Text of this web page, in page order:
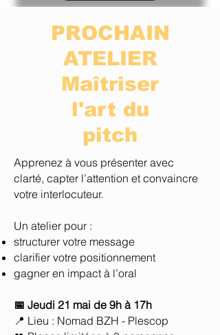
PROCHAIN
ATELIER
Maîtriser
l'art du
pitch
Apprenez à vous présenter avec
clarté, capter l’attention et convaincre
votre interlocuteur.
Un atelier pour :
structurer votre message
clarifier votre positionnement
gagner en impact à l’oral
📅 Jeudi 21 mai de 9h à 17h
📍 Lieu : Nomad BZH - Plescop